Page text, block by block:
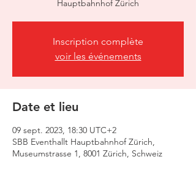
Hauptbahnhof Zürich
Inscription complète
voir les événements
Date et lieu
09 sept. 2023, 18:30 UTC+2
SBB Eventhallt Hauptbahnhof Zürich,
Museumstrasse 1, 8001 Zürich, Schweiz